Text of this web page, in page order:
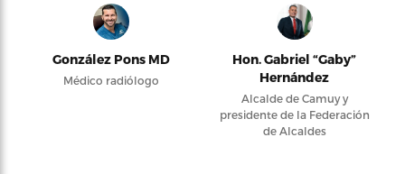
González Pons MD
Médico radiólogo
Hon. Gabriel “Gaby”
Hernández
Alcalde de Camuy y
presidente de la Federación
de Alcaldes